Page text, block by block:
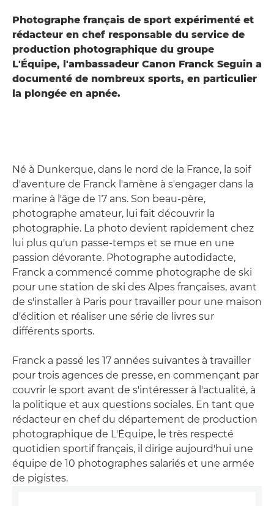
Photographe français de sport expérimenté et
rédacteur en chef responsable du service de
production photographique du groupe
L'Équipe, l'ambassadeur Canon Franck Seguin a
documenté de nombreux sports, en particulier
la plongée en apnée.
Né à Dunkerque, dans le nord de la France, la soif
d'aventure de Franck l'amène à s'engager dans la
marine à l'âge de 17 ans. Son beau-père,
photographe amateur, lui fait découvrir la
photographie. La photo devient rapidement chez
lui plus qu'un passe-temps et se mue en une
passion dévorante. Photographe autodidacte,
Franck a commencé comme photographe de ski
pour une station de ski des Alpes françaises, avant
de s'installer à Paris pour travailler pour une maison
d'édition et réaliser une série de livres sur
différents sports.
Franck a passé les 17 années suivantes à travailler
pour trois agences de presse, en commençant par
couvrir le sport avant de s'intéresser à l'actualité, à
la politique et aux questions sociales. En tant que
rédacteur en chef du département de production
photographique de L'Équipe, le très respecté
quotidien sportif français, il dirige aujourd'hui une
équipe de 10 photographes salariés et une armée
de pigistes.